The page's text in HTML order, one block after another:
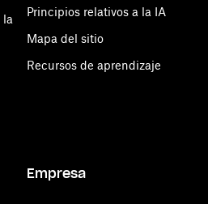
la
Principios relativos a la IA
Mapa del sitio
Recursos de aprendizaje
Empresa